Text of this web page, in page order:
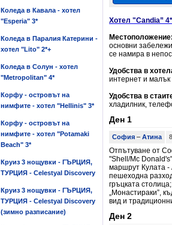
Коледа в Кавала - хотел
"Esperia" 3*
Коледа в Паралия Катерини -
хотел "Lito" 2*+
Коледа в Солун - хотел
"Metropolitan" 4*
Корфу - островът на
нимфите - хотел "Hellinis" 3*
Корфу - островът на
нимфите - хотел "Potamaki
Beach" 3*
Круиз 3 нощувки - ГЪРЦИЯ,
ТУРЦИЯ - Celestyal Discovery
Круиз 3 нощувки - ГЪРЦИЯ,
ТУРЦИЯ - Celestyal Discovery
(зимно разписание)
Хотел "Candia” 4*
Местоположение:
основни
се намира в
Удобства в
интернет и
Удобства в
хладилник,
Ден 1
София – Атина
Отпътуване от
"Shell/Mc
маршрут Кулата -
пешеходна
гръцката
„Монастираки”,
вид и
Ден 2